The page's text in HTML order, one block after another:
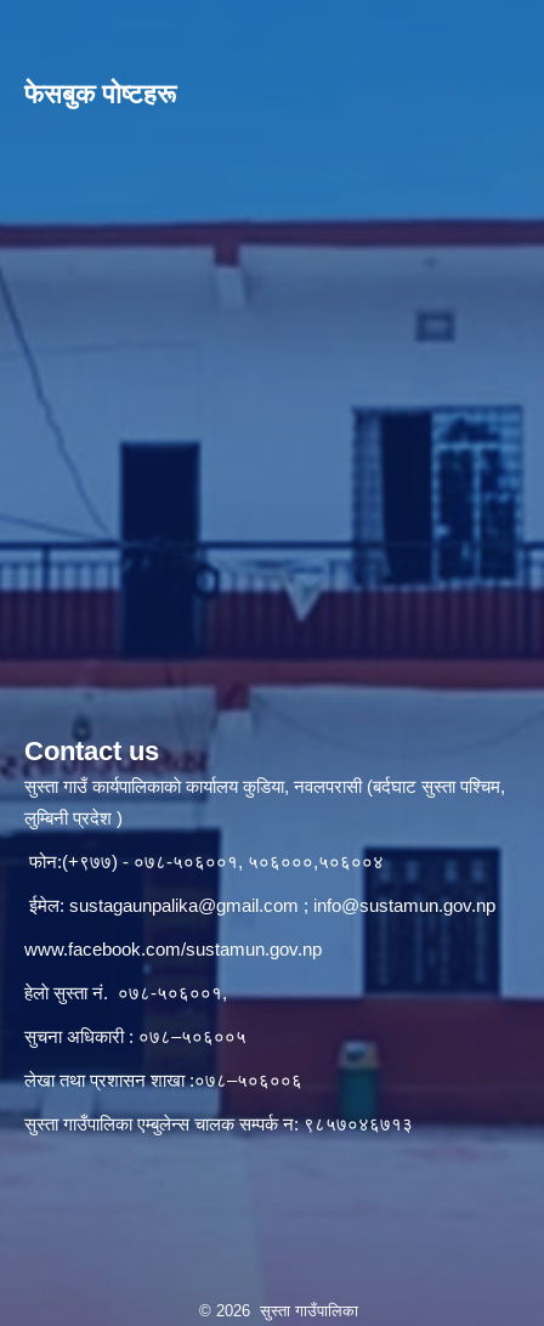
फेसबुक पाेष्टहरू
Contact us
सुस्ता गाउँ कार्यपालिकाकाे कार्यालय कुडिया, नवलपरासी (बर्दघाट सुस्ता पश्चिम,
लुम्बिनी प्रदेश )
फोन:(+९७७) - ०७८-५०६००१, ५०६०००,५०६००४
ईमेल: sustagaunpalika@gmail.com ; info@sustamun.gov.np
www.facebook.com/sustamun.gov.np
हेलाे सुस्ता नं. ०७८-५०६००१,
सुचना अधिकारी : ०७८–५०६००५
लेखा तथा प्रशासन शाखा :०७८–५०६००६
सुस्ता गाउँपालिका एम्बुलेन्स चालक सम्पर्क न‌‍: ९८५७०४६७१३
© 2026 सुस्ता गाउँपालिका